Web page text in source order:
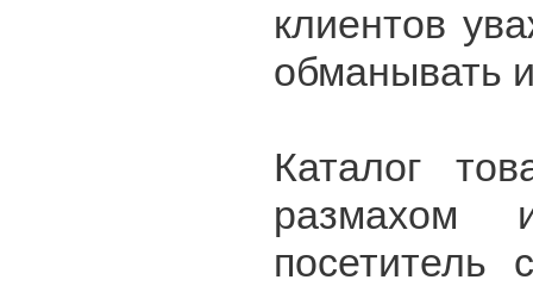
клиентов
обманывать
Каталог
размахом
посетитель